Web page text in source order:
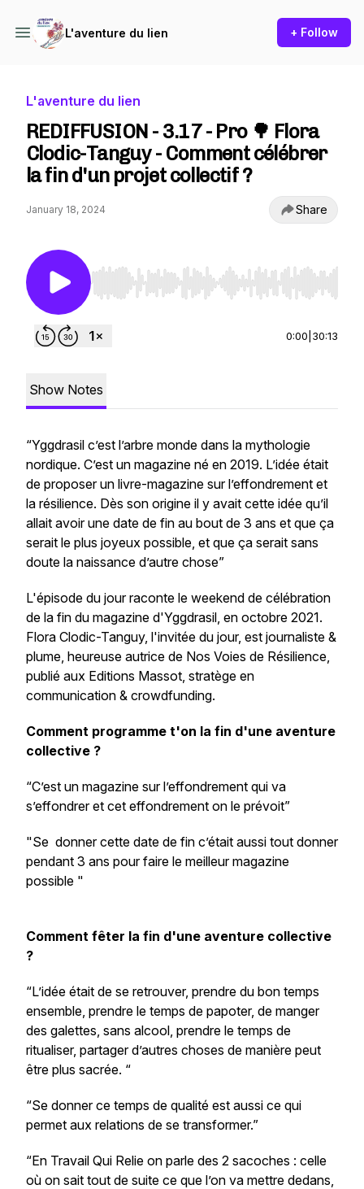
L'aventure du lien + Follow
L'aventure du lien
REDIFFUSION - 3.17 - Pro 🌳 Flora
Clodic-Tanguy - Comment célébrer
la fin d'un projet collectif ?
January 18, 2024 Share
Use Left/Right to seek, Home/End to jump to
0:00 30:13
Show Notes
“Yggdrasil c’est l’arbre monde dans la mythologie
nordique. C’est un magazine né en 2019. L’idée était
de proposer un livre-magazine sur l’effondrement et
la résilience. Dès son origine il y avait cette idée qu’il
allait avoir une date de fin au bout de 3 ans et que ça
serait le plus joyeux possible, et que ça serait sans
doute la naissance d’autre chose”
L'épisode du jour raconte le weekend de célébration
de la fin du magazine d'Yggdrasil, en octobre 2021.
Flora Clodic-Tanguy, l'invitée du jour, est journaliste &
plume, heureuse autrice de Nos Voies de Résilience,
publié aux Editions Massot, stratège en
communication & crowdfunding.
Comment programme t'on la fin d'une aventure
collective ?
“C’est un magazine sur l’effondrement qui va
s’effondrer et cet effondrement on le prévoit”
"Se donner cette date de fin c’était aussi tout donner
pendant 3 ans pour faire le meilleur magazine
possible "
Comment fêter la fin d'une aventure collective
?
“L’idée était de se retrouver, prendre du bon temps
ensemble, prendre le temps de papoter, de manger
des galettes, sans alcool, prendre le temps de
ritualiser, partager d’autres choses de manière peut
être plus sacrée. “
“Se donner ce temps de qualité est aussi ce qui
permet aux relations de se transformer.”
“En Travail Qui Relie on parle des 2 sacoches : celle
où on sait tout de suite ce que l’on va mettre dedans,